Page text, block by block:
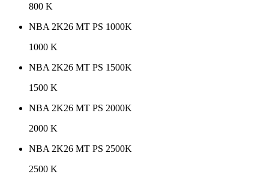
800 K
NBA 2K26 MT PS 1000K
1000 K
NBA 2K26 MT PS 1500K
1500 K
NBA 2K26 MT PS 2000K
2000 K
NBA 2K26 MT PS 2500K
2500 K